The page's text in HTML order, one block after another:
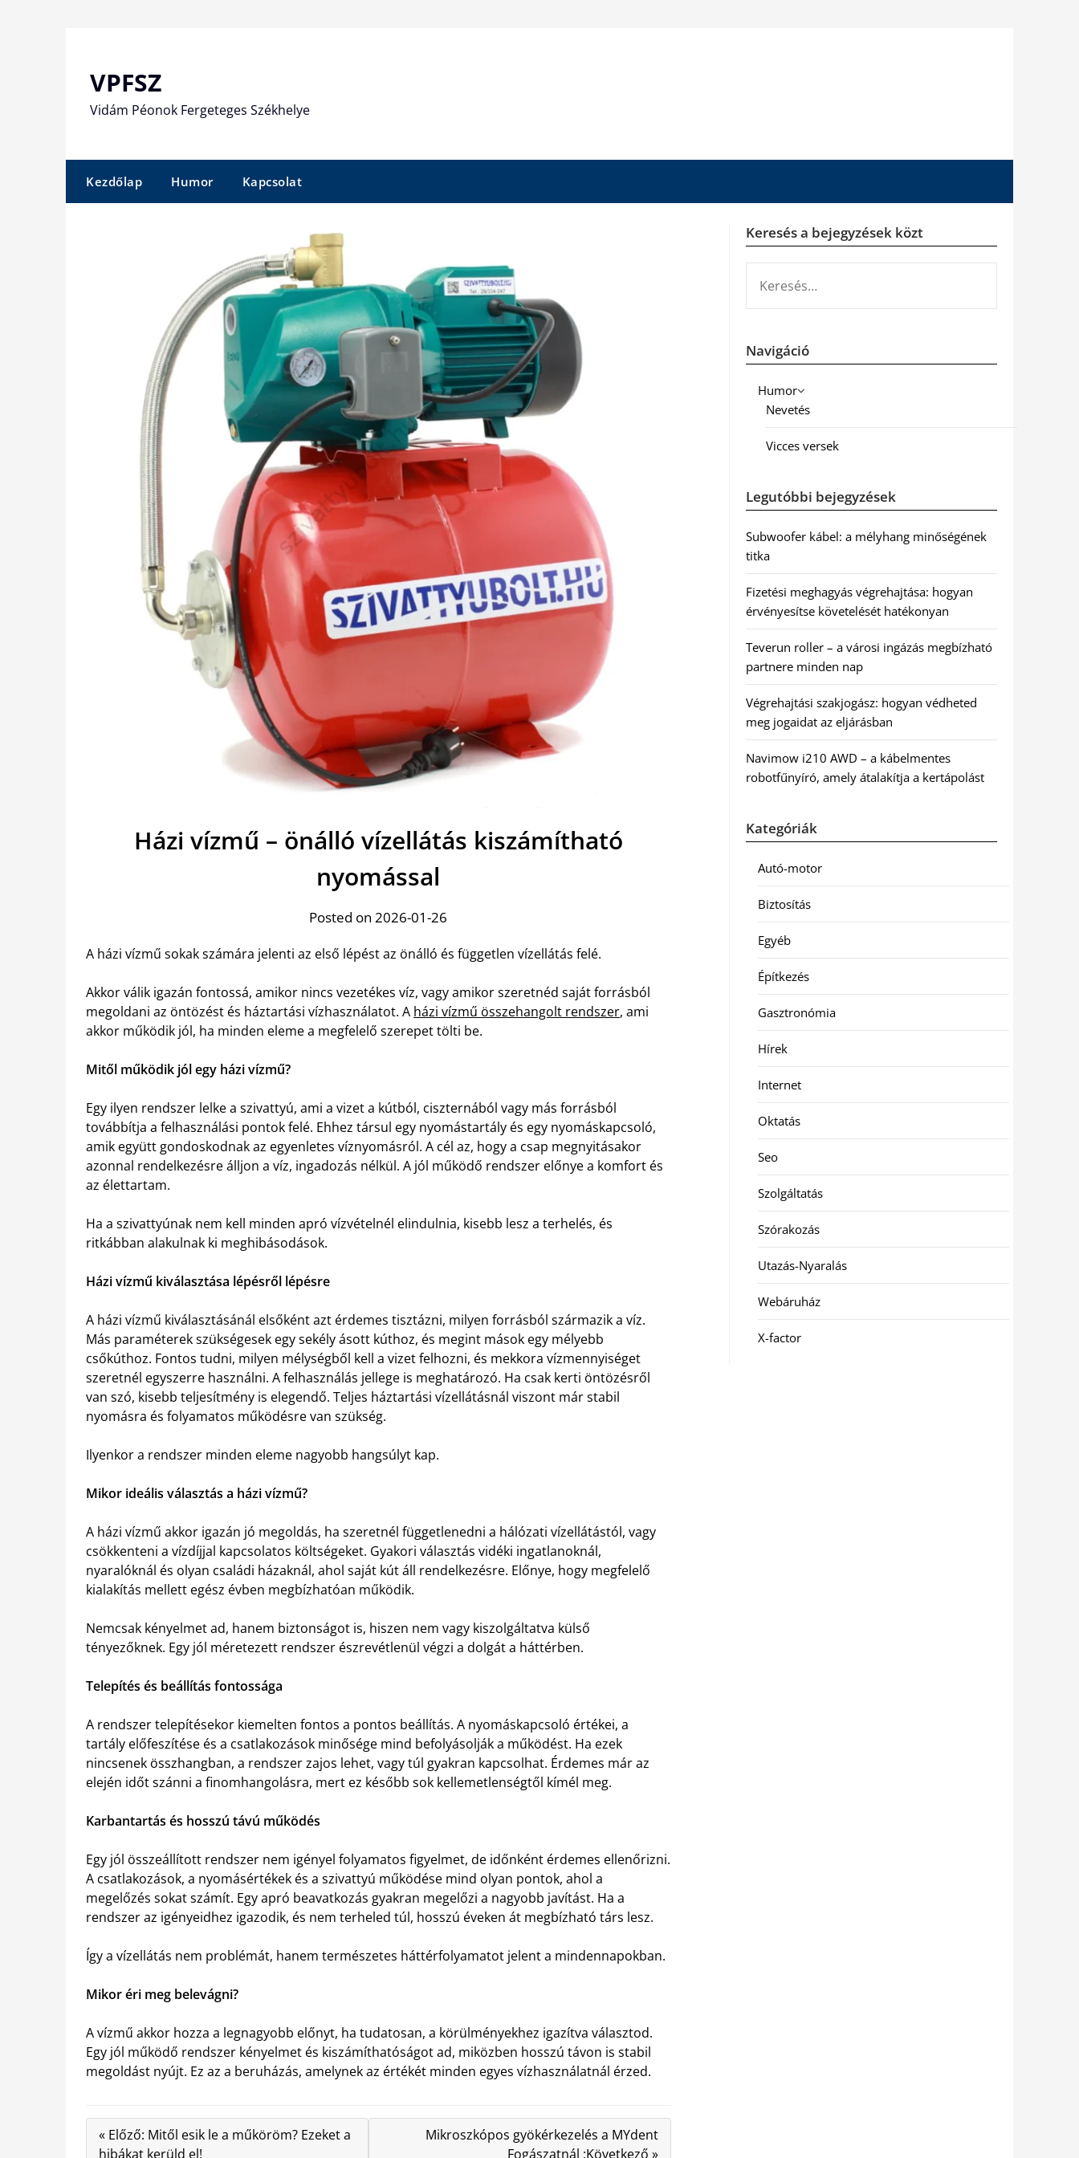
VPFSZ
Vidám Péonok Fergeteges Székhelye
Kezdőlap Humor Kapcsolat
Házi vízmű – önálló vízellátás kiszámítható
nyomással
Posted on 2026-01-26
A házi vízmű sokak számára jelenti az első lépést az önálló és független vízellátás felé.
Akkor válik igazán fontossá, amikor nincs vezetékes víz, vagy amikor szeretnéd saját forrásból
megoldani az öntözést és háztartási vízhasználatot. A házi vízmű összehangolt rendszer, ami
akkor működik jól, ha minden eleme a megfelelő szerepet tölti be.
Mitől működik jól egy házi vízmű?
Egy ilyen rendszer lelke a szivattyú, ami a vizet a kútból, ciszternából vagy más forrásból
továbbítja a felhasználási pontok felé. Ehhez társul egy nyomástartály és egy nyomáskapcsoló,
amik együtt gondoskodnak az egyenletes víznyomásról. A cél az, hogy a csap megnyitásakor
azonnal rendelkezésre álljon a víz, ingadozás nélkül. A jól működő rendszer előnye a komfort és
az élettartam.
Ha a szivattyúnak nem kell minden apró vízvételnél elindulnia, kisebb lesz a terhelés, és
ritkábban alakulnak ki meghibásodások.
Házi vízmű kiválasztása lépésről lépésre
A házi vízmű kiválasztásánál elsőként azt érdemes tisztázni, milyen forrásból származik a víz.
Más paraméterek szükségesek egy sekély ásott kúthoz, és megint mások egy mélyebb
csőkúthoz. Fontos tudni, milyen mélységből kell a vizet felhozni, és mekkora vízmennyiséget
szeretnél egyszerre használni. A felhasználás jellege is meghatározó. Ha csak kerti öntözésről
van szó, kisebb teljesítmény is elegendő. Teljes háztartási vízellátásnál viszont már stabil
nyomásra és folyamatos működésre van szükség.
Ilyenkor a rendszer minden eleme nagyobb hangsúlyt kap.
Mikor ideális választás a házi vízmű?
A házi vízmű akkor igazán jó megoldás, ha szeretnél függetlenedni a hálózati vízellátástól, vagy
csökkenteni a vízdíjjal kapcsolatos költségeket. Gyakori választás vidéki ingatlanoknál,
nyaralóknál és olyan családi házaknál, ahol saját kút áll rendelkezésre. Előnye, hogy megfelelő
kialakítás mellett egész évben megbízhatóan működik.
Nemcsak kényelmet ad, hanem biztonságot is, hiszen nem vagy kiszolgáltatva külső
tényezőknek. Egy jól méretezett rendszer észrevétlenül végzi a dolgát a háttérben.
Telepítés és beállítás fontossága
A rendszer telepítésekor kiemelten fontos a pontos beállítás. A nyomáskapcsoló értékei, a
tartály előfeszítése és a csatlakozások minősége mind befolyásolják a működést. Ha ezek
nincsenek összhangban, a rendszer zajos lehet, vagy túl gyakran kapcsolhat. Érdemes már az
elején időt szánni a finomhangolásra, mert ez később sok kellemetlenségtől kímél meg.
Karbantartás és hosszú távú működés
Egy jól összeállított rendszer nem igényel folyamatos figyelmet, de időnként érdemes ellenőrizni.
A csatlakozások, a nyomásértékek és a szivattyú működése mind olyan pontok, ahol a
megelőzés sokat számít. Egy apró beavatkozás gyakran megelőzi a nagyobb javítást. Ha a
rendszer az igényeidhez igazodik, és nem terheled túl, hosszú éveken át megbízható társ lesz.
Így a vízellátás nem problémát, hanem természetes háttérfolyamatot jelent a mindennapokban.
Mikor éri meg belevágni?
A vízmű akkor hozza a legnagyobb előnyt, ha tudatosan, a körülményekhez igazítva választod.
Egy jól működő rendszer kényelmet és kiszámíthatóságot ad, miközben hosszú távon is stabil
megoldást nyújt. Ez az a beruházás, amelynek az értékét minden egyes vízhasználatnál érzed.
« Előző: Mitől esik le a műköröm? Ezeket a
hibákat kerüld el!
Mikroszkópos gyökérkezelés a MYdent
Fogászatnál :Következő »
Keresés a bejegyzések közt
Navigáció
Humor
Nevetés
Vicces versek
Legutóbbi bejegyzések
Subwoofer kábel: a mélyhang minőségének
titka
Fizetési meghagyás végrehajtása: hogyan
érvényesítse követelését hatékonyan
Teverun roller – a városi ingázás megbízható
partnere minden nap
Végrehajtási szakjogász: hogyan védheted
meg jogaidat az eljárásban
Navimow i210 AWD – a kábelmentes
robotfűnyíró, amely átalakítja a kertápolást
Kategóriák
Autó-motor
Biztosítás
Egyéb
Építkezés
Gasztronómia
Hírek
Internet
Oktatás
Seo
Szolgáltatás
Szórakozás
Utazás-Nyaralás
Webáruház
X-factor